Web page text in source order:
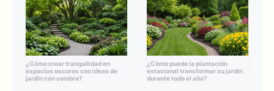
¿Cómo crear tranquilidad en
espacios oscuros con ideas de
jardín con sombra?
¿Cómo puede la plantación
estacional transformar su jardín
durante todo el año?